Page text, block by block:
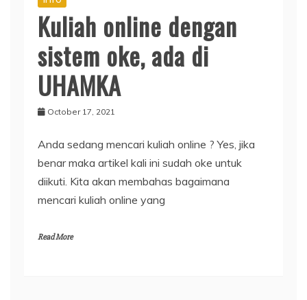
Kuliah online dengan
sistem oke, ada di
UHAMKA
October 17, 2021
Anda sedang mencari kuliah online ? Yes, jika
benar maka artikel kali ini sudah oke untuk
diikuti. Kita akan membahas bagaimana
mencari kuliah online yang
Read More